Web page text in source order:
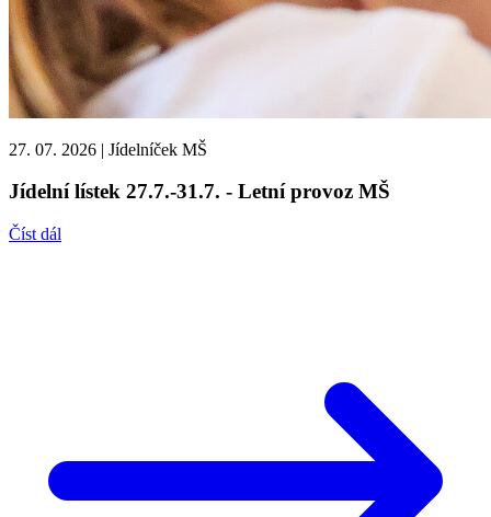
27. 07. 2026 | Jídelníček MŠ
Jídelní lístek 27.7.-31.7. - Letní provoz MŠ
Číst dál